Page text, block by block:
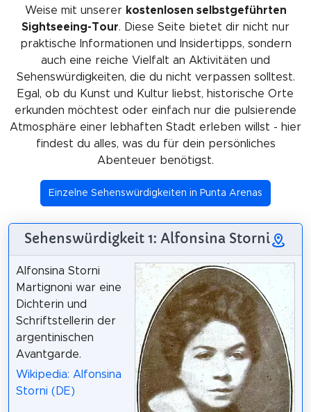
Weise mit unserer kostenlosen selbstgeführten
Sightseeing-Tour. Diese Seite bietet dir nicht nur
praktische Informationen und Insidertipps, sondern
auch eine reiche Vielfalt an Aktivitäten und
Sehenswürdigkeiten, die du nicht verpassen solltest.
Egal, ob du Kunst und Kultur liebst, historische Orte
erkunden möchtest oder einfach nur die pulsierende
Atmosphäre einer lebhaften Stadt erleben willst - hier
findest du alles, was du für dein persönliches
Abenteuer benötigst.
Einzelne Sehenswürdigkeiten in Punta Arenas
Sehenswürdigkeit 1: Alfonsina Storni
Alfonsina Storni
Martignoni war eine
Dichterin und
Schriftstellerin der
argentinischen
Avantgarde.
Wikipedia: Alfonsina
Storni (DE)